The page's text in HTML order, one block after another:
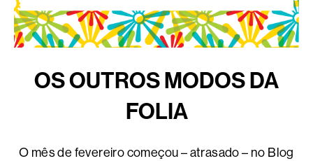
OS OUTROS MODOS DA
FOLIA
O mês de fevereiro começou – atrasado – no Blog